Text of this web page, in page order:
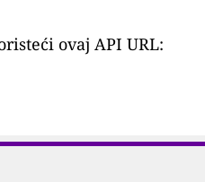
ovaj API URL: